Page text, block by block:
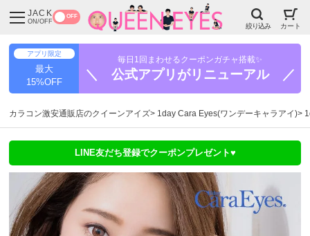
JACK
ON/OFF
OFF
絞り込み カート
アプリ限定
最大
15%OFF
毎日1回まわせるクーポンガチャ搭載✨
＼ 公式アプリがリニューアル ／
カラコン激安通販店のクイーンアイズ 1day Cara Eyes(ワンデーキャラアイ)
LINE友だち登録でクーポンプレゼント♥